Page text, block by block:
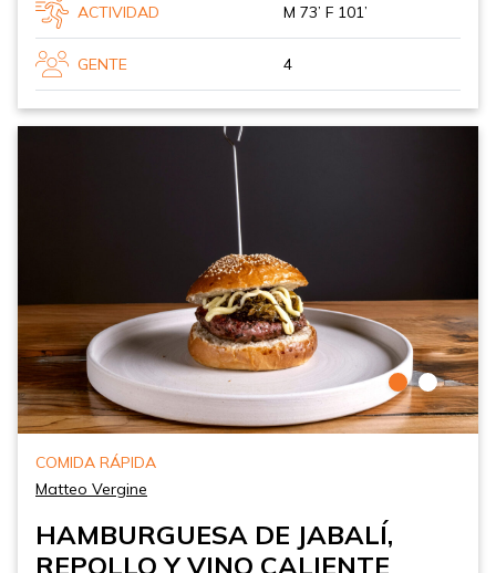
ACTIVIDAD M 73’ F 101’
GENTE 4
COMIDA RÁPIDA
Matteo Vergine
HAMBURGUESA DE JABALÍ,
REPOLLO Y VINO CALIENTE